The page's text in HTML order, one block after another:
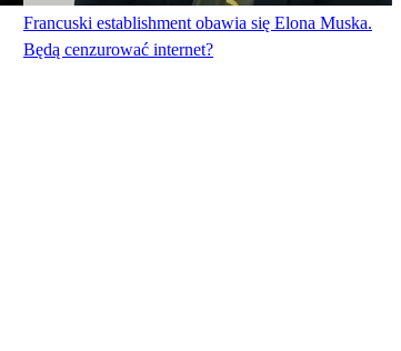
Francuski establishment obawia się Elona Muska.
Będą cenzurować internet?